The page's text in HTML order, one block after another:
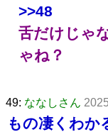
>>48
舌だけじゃ
ゃね？
49: ななしさん
もの凄くわか